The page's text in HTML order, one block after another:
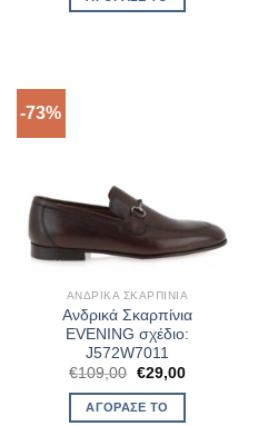
€119,00.
-73%
ΑΝΔΡΙΚΆ ΣΚΑΡΠΊΝΙΑ
Ανδρικά Σκαρπίνια
EVENING σχέδιο:
J572W7011
€109,00 Original
was:
€109,00.
€29,00Η
ΑΓΌΡΑΣΈ ΤΟ